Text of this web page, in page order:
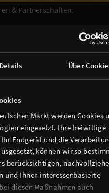
Details Über
Markt werden Cookies
eingesetzt. Ihre freiwillige
Endgerät und die
können wir so
berücksichtigen,
und Ihnen interessenbasierte
diesen Maßnahmen auch
& Partnerschaften: